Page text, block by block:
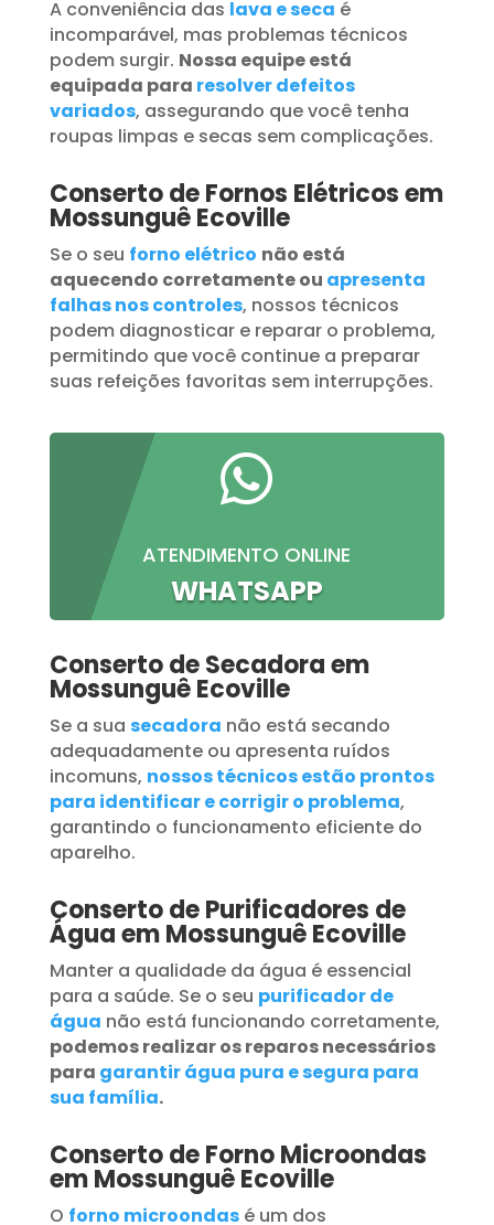
A conveniência das lava e seca é
incomparável, mas problemas técnicos
podem surgir. Nossa equipe está
equipada para resolver defeitos
variados, assegurando que você tenha
roupas limpas e secas sem complicações.
Conserto de Fornos Elétricos em
Mossunguê Ecoville
Se o seu forno elétrico não está
aquecendo corretamente ou apresenta
falhas nos controles, nossos técnicos
podem diagnosticar e reparar o problema,
permitindo que você continue a preparar
suas refeições favoritas sem interrupções.

ATENDIMENTO ONLINE
WHATSAPP
Conserto de Secadora em
Mossunguê Ecoville
Se a sua secadora não está secando
adequadamente ou apresenta ruídos
incomuns, nossos técnicos estão prontos
para identificar e corrigir o problema,
garantindo o funcionamento eficiente do
aparelho.
Conserto de Purificadores de
Água em Mossunguê Ecoville
Manter a qualidade da água é essencial
para a saúde. Se o seu purificador de
água não está funcionando corretamente,
podemos realizar os reparos necessários
para garantir água pura e segura para
sua família.
Conserto de Forno Microondas
em Mossunguê Ecoville
O forno microondasé um dos